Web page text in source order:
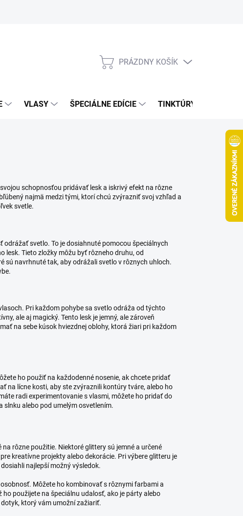
NÁKUPNÝ
PRÁZDNY KOŠÍK
VLASY ŠPECIÁLNE EDÍCIE TINKTÚRY
schopnosťou pridávať lesk a iskrivý efekt na rôzne
najmä medzi tými, ktorí chcú zvýrazniť svoj vzhľad a
svetle.
svetlo. To je dosiahnuté pomocou špeciálnych
lesk. Tieto zložky môžu byť rôzneho druhu, od
sú navrhnuté tak, aby odrážali svetlo v rôznych uhloch.
Pri každom pohybe sa svetlo odráža od týchto
ale aj magický. Tento lesk je jemný, ale zároveň
na sebe kúsok hviezdnej oblohy, ktorá žiari pri každom
ho použiť na každodenné nosenie, ak chcete pridať
na lícne kosti, aby ste zvýraznili kontúry tváre, alebo ho
radi experimentovanie s vlasmi, môžete ho pridať do
slnku alebo pod umelým osvetlením.
rôzne použitie. Niektoré glittery sú jemné a určené
kreatívne projekty alebo dekorácie. Pri výbere glitteru je
najlepší možný výsledok.
Môžete ho kombinovať s rôznymi farbami a
použijete na špeciálnu udalosť, ako je párty alebo
ktorý vám umožní zažiariť.